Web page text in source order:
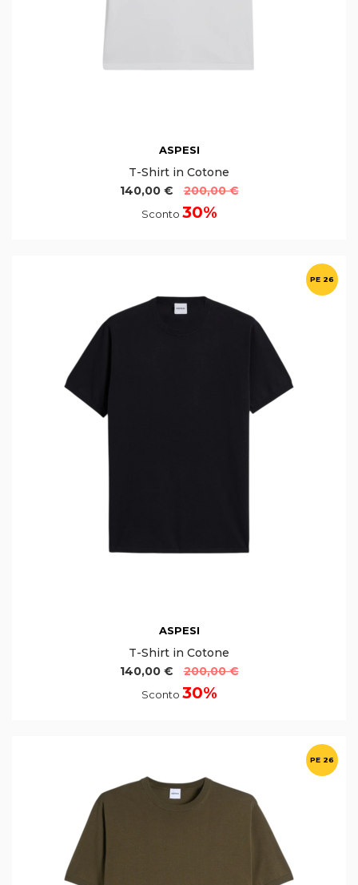
ASPESI
T-Shirt in Cotone
140,00 €
200,00 €
Sconto 30%
PE 26
ASPESI
T-Shirt in Cotone
140,00 €
200,00 €
Sconto 30%
PE 26